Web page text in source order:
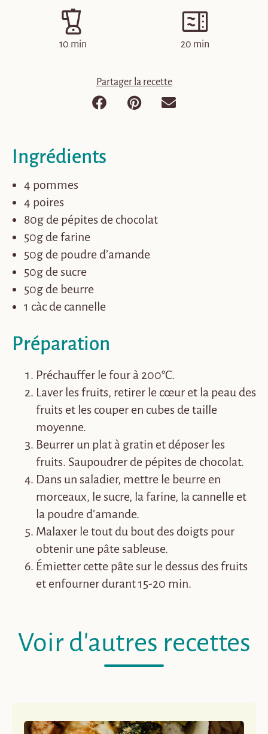
10 min 20 min
Partager la recette
Ingrédients
4 pommes
4 poires
80g de pépites de chocolat
50g de farine
50g de poudre d’amande
50g de sucre
50g de beurre
1 càc de cannelle
Préparation
Préchauffer le four à 200°C.
Laver les fruits, retirer le cœur et la peau des
fruits et les couper en cubes de taille
moyenne.
Beurrer un plat à gratin et déposer les
fruits. Saupoudrer de pépites de chocolat.
Dans un saladier, mettre le beurre en
morceaux, le sucre, la farine, la cannelle et
la poudre d’amande.
Malaxer le tout du bout des doigts pour
obtenir une pâte sableuse.
Émietter cette pâte sur le dessus des fruits
et enfourner durant 15-20 min.
Voir d'autres recettes